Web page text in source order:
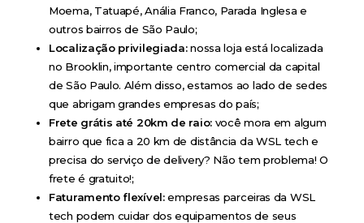
Moema, Tatuapé, Anália Franco, Parada Inglesa e
outros bairros de São Paulo;
Localização privilegiada:nossa loja está localizada
no Brooklin, importante centro comercial da capital
de São Paulo. Além disso, estamos ao lado de sedes
que abrigam grandes empresas do país;
Frete grátis até 20km de raio: você mora em algum
bairro que fica a 20 km de distância da WSL tech e
precisa do serviço de delivery? Não tem problema! O
frete é gratuito!;
Faturamento flexível:empresas parceiras da WSL
tech podem cuidar dos equipamentos de seus